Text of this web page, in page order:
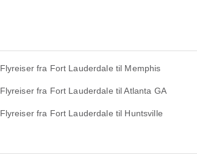
Flyreiser fra Fort Lauderdale til Memphis
Flyreiser fra Fort Lauderdale til Atlanta GA
Flyreiser fra Fort Lauderdale til Huntsville